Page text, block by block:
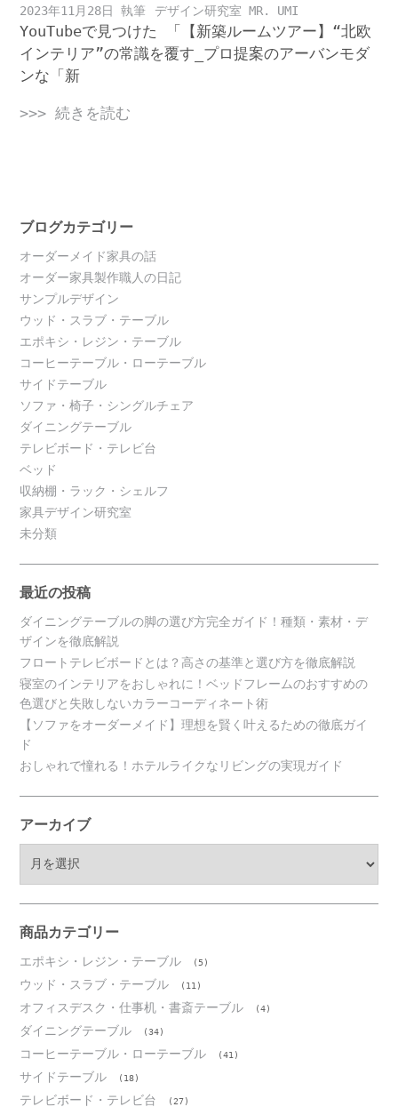
2023年11月28日 デザイン研究室 MR. UMI
YouTubeで見つけた 「【新築ルームツアー】“北欧
インテリア”の常識を覆す_プロ提案のアーバンモダ
ンな「新
>>> 続きを読む
ブログカテゴリー
オーダーメイド家具の話
オーダー家具製作職人の日記
サンプルデザイン
ウッド・スラブ・テーブル
エポキシ・レジン・テーブル
コーヒーテーブル・ローテーブル
サイドテーブル
ソファ・椅子・シングルチェア
ダイニングテーブル
テレビボード・テレビ台
ベッド
収納棚・ラック・シェルフ
家具デザイン研究室
未分類
最近の投稿
ダイニングテーブルの脚の選び方完全ガイド！種類・素材・デ
ザインを徹底解説
フロートテレビボードとは？高さの基準と選び方を徹底解説
寝室のインテリアをおしゃれに！ベッドフレームのおすすめの
色選びと失敗しないカラーコーディネート術
【ソファをオーダーメイド】理想を賢く叶えるための徹底ガイ
ド
おしゃれで憧れる！ホテルライクなリビングの実現ガイド
アーカイブ
ブ
商品カテゴリー
エポキシ・レジン・テーブル (5)
ウッド・スラブ・テーブル (11)
オフィスデスク・仕事机・書斎テーブル (4)
ダイニングテーブル (34)
コーヒーテーブル・ローテーブル (41)
サイドテーブル (18)
テレビボード・テレビ台 (27)